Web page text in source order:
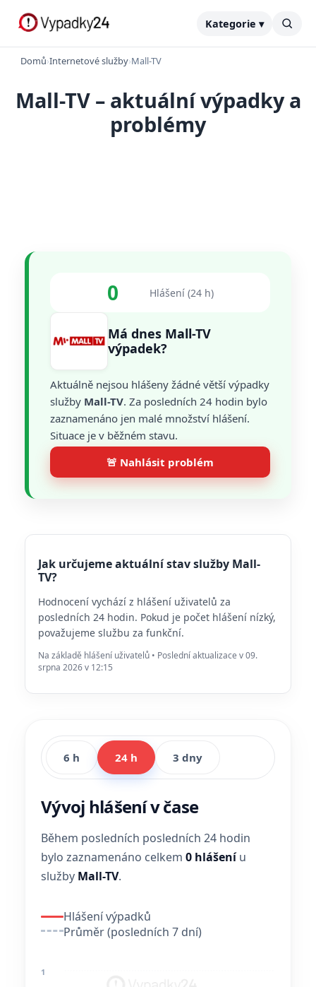
Kategorie ▾
Domů›Internetové služby›Mall-TV
Mall-TV – aktuální výpadky a
problémy
0 Hlášení (24 h)
Má dnes Mall-TV
výpadek?
Aktuálně nejsou hlášeny žádné větší výpadky
služby Mall-TV. Za posledních 24 hodin bylo
zaznamenáno jen malé množství hlášení.
Situace je v běžném stavu.
🚨 Nahlásit problém
Jak určujeme aktuální stav služby Mall-
TV?
Hodnocení vychází z hlášení uživatelů za
posledních 24 hodin. Pokud je počet hlášení nízký,
považujeme službu za funkční.
Na základě hlášení uživatelů • Poslední aktualizace v 09.
srpna 2026 v 12:15
6 h 24 h 3 dny
Vývoj hlášení v čase
Během posledních posledních 24 hodin
bylo zaznamenáno celkem 0 hlášeníu
služby Mall-TV.
Hlášení výpadků
Průměr (posledních 7 dní)
1